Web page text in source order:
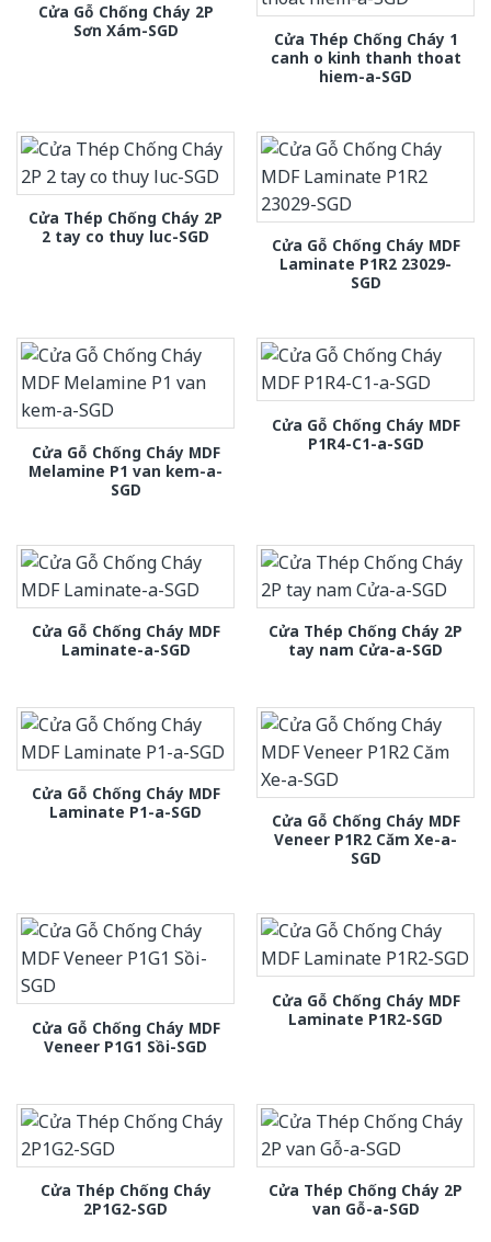
Cửa Gỗ Chống Cháy 2P
Sơn Xám-SGD
Cửa Thép Chống Cháy 1
canh o kinh thanh thoat
hiem-a-SGD
Cửa Thép Chống Cháy 2P
2 tay co thuy luc-SGD
Cửa Gỗ Chống Cháy MDF
Laminate P1R2 23029-
SGD
Cửa Gỗ Chống Cháy MDF
Melamine P1 van kem-a-
SGD
Cửa Gỗ Chống Cháy MDF
P1R4-C1-a-SGD
Cửa Gỗ Chống Cháy MDF
Laminate-a-SGD
Cửa Thép Chống Cháy 2P
tay nam Cửa-a-SGD
Cửa Gỗ Chống Cháy MDF
Laminate P1-a-SGD
Cửa Gỗ Chống Cháy MDF
Veneer P1R2 Căm Xe-a-
SGD
Cửa Gỗ Chống Cháy MDF
Veneer P1G1 Sồi-SGD
Cửa Gỗ Chống Cháy MDF
Laminate P1R2-SGD
Cửa Thép Chống Cháy
2P1G2-SGD
Cửa Thép Chống Cháy 2P
van Gỗ-a-SGD